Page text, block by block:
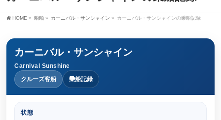
HOME » 船舶 » カーニバル・サンシャイン » カーニバル・サンシャインの乗船記録
カーニバル・サンシャイン
Carnival Sunshine
クルーズ客船
乗船記録
状態
ログイン状態を保持
新規登録